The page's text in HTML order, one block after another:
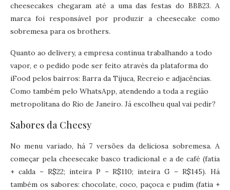
cheesecakes chegaram até a uma das festas do BBB23. A
marca foi responsável por produzir a cheesecake como
sobremesa para os brothers.
Quanto ao delivery, a empresa continua trabalhando a todo
vapor, e o pedido pode ser feito através da plataforma do
iFood pelos bairros: Barra da Tijuca, Recreio e adjacências.
Como também pelo WhatsApp, atendendo a toda a região
metropolitana do Rio de Janeiro. Já escolheu qual vai pedir?
Sabores da Cheesy
No menu variado, há 7 versões da deliciosa sobremesa. A
começar pela cheesecake basco tradicional e a de café (fatia
+ calda – R$22; inteira P – R$110; inteira G – R$145). Há
também os sabores: chocolate, coco, paçoca e pudim (fatia +